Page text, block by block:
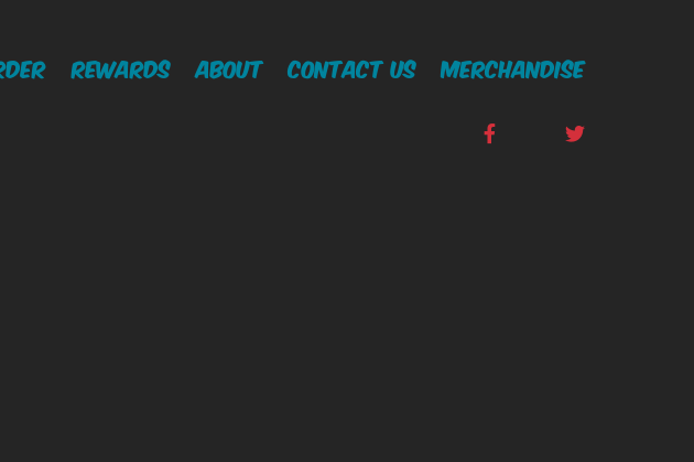
Rewards About Contact Us Merchandise